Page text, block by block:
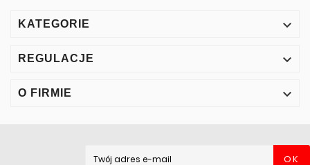
KATEGORIE 
REGULACJE 
O FIRMIE 
OK